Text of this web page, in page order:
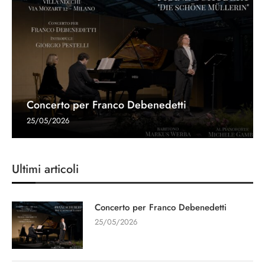
Concerto per Franco Debenedetti
25/05/2026
Ultimi articoli
Concerto per Franco Debenedetti
25/05/2026